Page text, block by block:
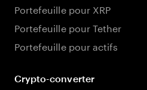
Portefeuille pour XRP
Portefeuille pour Tether
Portefeuille pour actifs
Crypto-converter